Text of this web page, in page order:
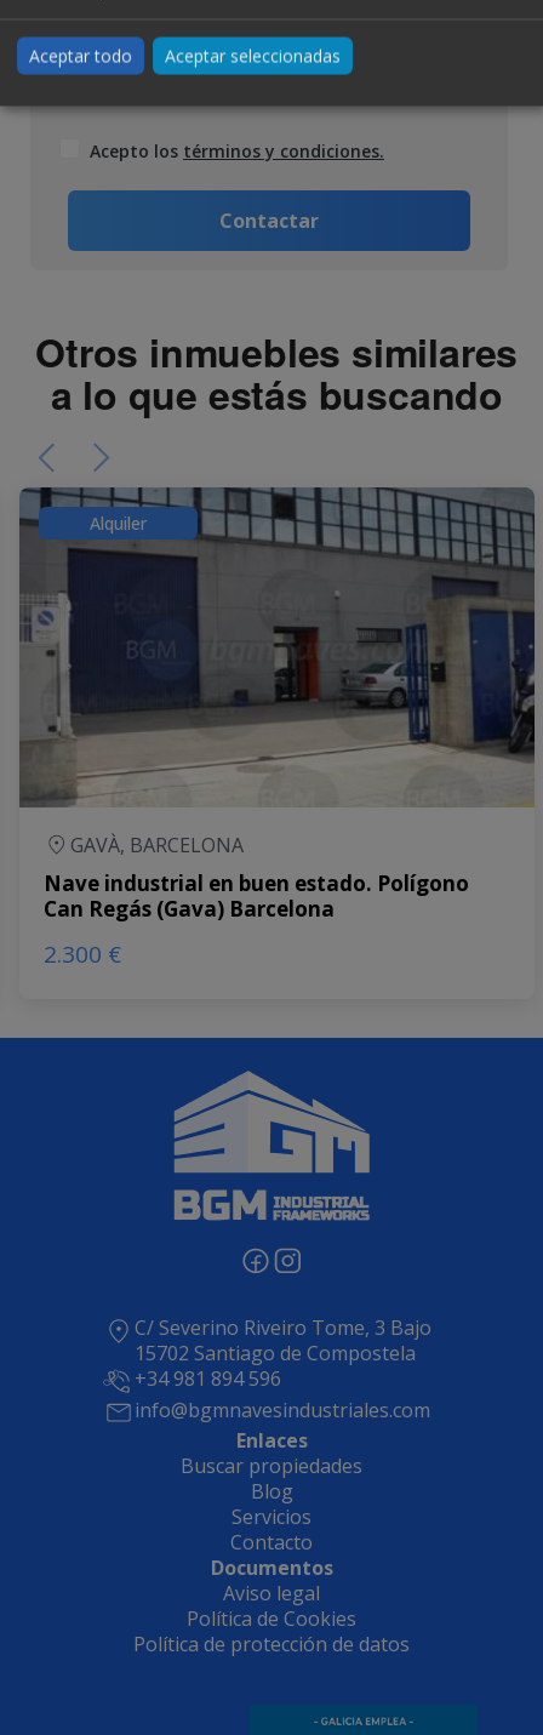
Acepto los términos y condiciones.
Contactar
Otros inmuebles similares
a lo que estás buscando
GAVÀ, BARCELONA
Nave industrial en buen estado. Polígono
Can Regás (Gava) Barcelona
2.300 €
Alquiler
C/ Severino Riveiro Tome, 3 Bajo
15702 Santiago de Compostela
+34 981 894 596
info@bgmnavesindustriales.com
Enlaces
Buscar propiedades
Blog
Servicios
Contacto
Documentos
Aviso legal
Política de Cookies
Política de protección de datos
Aceptar todo Aceptar seleccionadas